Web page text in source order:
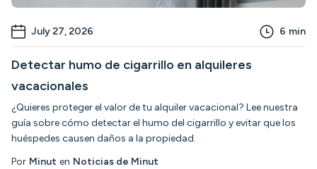
July 27, 2026 6 min
Detectar humo de cigarrillo en alquileres
vacacionales
¿Quieres proteger el valor de tu alquiler vacacional? Lee nuestra
guía sobre cómo detectar el humo del cigarrillo y evitar que los
huéspedes causen daños a la propiedad.
Por Minut en Noticias de Minut